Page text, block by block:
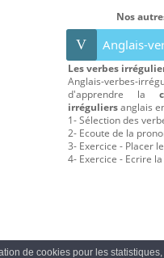
de cookies pour les
Nos
V Anglais-
Les verbes
Anglais-
d'apprendre la
irréguliersanglais
1- Sélection des
2- Ecoute de la
3- Exercice - Placer
4- Exercice - Ecrire